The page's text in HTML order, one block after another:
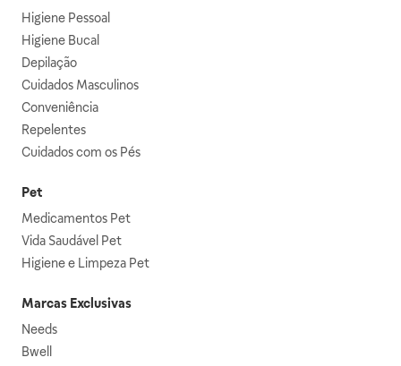
Higiene Pessoal
Higiene Bucal
Depilação
Cuidados Masculinos
Conveniência
Repelentes
Cuidados com os Pés
Pet
Medicamentos Pet
Vida Saudável Pet
Higiene e Limpeza Pet
Marcas Exclusivas
Needs
Bwell